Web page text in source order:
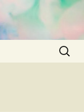
Sök
efter: